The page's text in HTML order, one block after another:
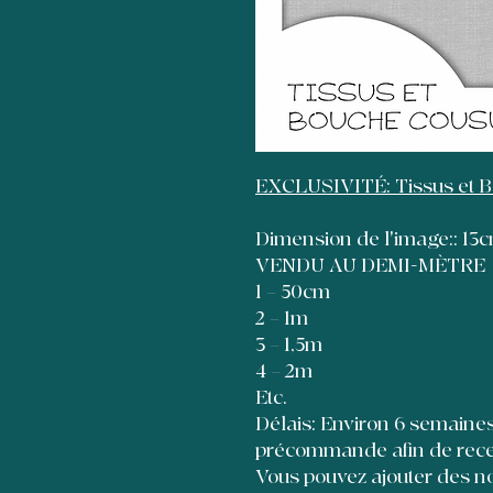
EXCLUSIVITÉ: Tissus et
Dimension de l'image::
VENDU AU DEMI-MÈTRE
1 = 50cm
2 = 1m
3 = 1,5m
4 = 2m
Etc.
Délais: Environ 6
précommande afin de
Vous pouvez ajouter des